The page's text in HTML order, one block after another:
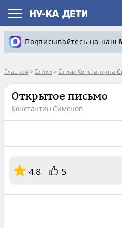
Подписывайтесь на наш
Главная > Стихи > Стихи Константина
Открытое письмо
Константин Симонов
4.8 5